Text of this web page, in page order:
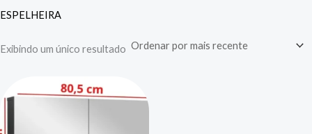
ESPELHEIRA
Exibindo um único resultado